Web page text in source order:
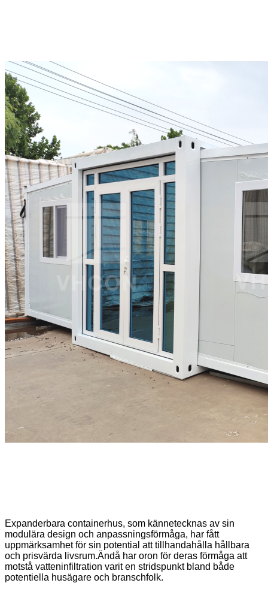
Expanderbara containerhus, som kännetecknas av sin
modulära design och anpassningsförmåga, har fått
uppmärksamhet för sin potential att tillhandahålla hållbara
och prisvärda livsrum.Ändå har oron för deras förmåga att
motstå vatteninfiltration varit en stridspunkt bland både
potentiella husägare och branschfolk.